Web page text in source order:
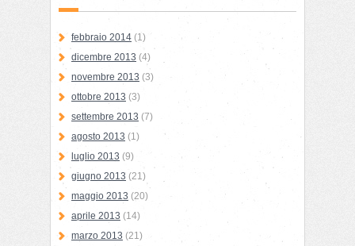
febbraio 2014 (1)
dicembre 2013 (4)
novembre 2013 (3)
ottobre 2013 (3)
settembre 2013 (7)
agosto 2013 (1)
luglio 2013 (9)
giugno 2013 (21)
maggio 2013 (20)
aprile 2013 (14)
marzo 2013 (21)